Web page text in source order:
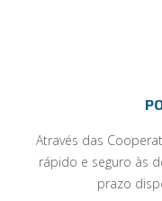
Através das
rápido e seguro às
prazo